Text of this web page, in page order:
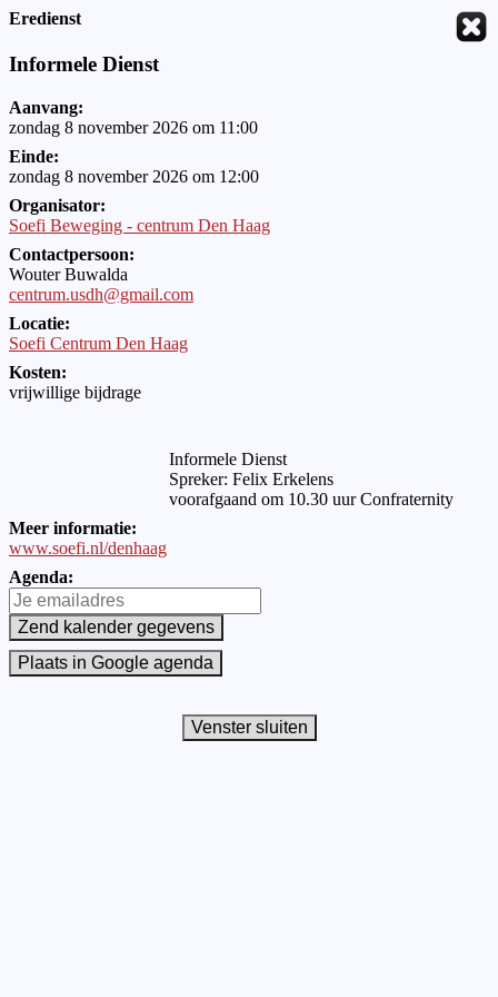
Eredienst
Informele Dienst
Aanvang:
zondag 8 november 2026 om 11:00
Einde:
zondag 8 november 2026 om 12:00
Organisator:
Soefi Beweging - centrum Den Haag
Contactpersoon:
Wouter Buwalda
centrum.usdh@gmail.com
Locatie:
Soefi Centrum Den Haag
Kosten:
vrijwillige bijdrage
Informele Dienst
Spreker: Felix Erkelens
voorafgaand om 10.30 uur Confraternity
Meer informatie:
www.soefi.nl/denhaag
Agenda: